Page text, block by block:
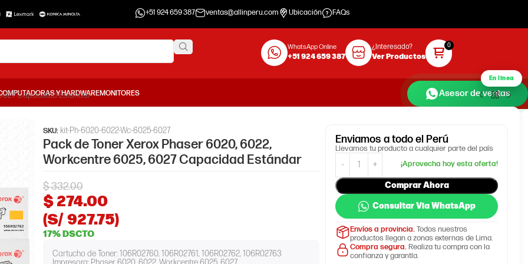
+51 924 659 387 ventas@allinperu.com Ubicación FAQs
WhatsApp Online
+51 924 659 387
¿Interesado?
Ver Productos
Y HARDWAREMONITORES
En línea
Asesor de ventas
Capacidad Estándar
SKU: kit-Ph-6020-6022-Wc-6025-6027
Pack de Toner Xerox Phaser 6020, 6022,
Workcentre 6025, 6027 Capacidad Estándar
$332.00
$274.00
(S/ 927.75)
17% DSCTO
Cartucho de Toner: 106R02760, 106R02761, 106R02762, 106R02763
Enviamosa todo el Perú
Llevamos tu producto a cualquier parte del país
Comprar Ahora
Consultar Via WhatsApp
Envíos a provincia.Todos nuestros
productos llegan a zonas externas de Lima.
Compra segura.Realiza tu compra con la
confianza y garantía.